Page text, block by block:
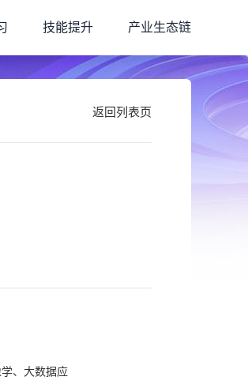
技能提升 产业生态链
返回列表页
、大数据应